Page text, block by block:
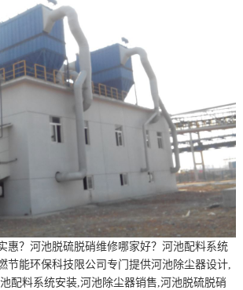
惠？河池脱硫脱硝维修哪家好？河池配料系统
节能环保科技限公司专门提供河池除尘器设计,
配料系统安装,河池除尘器销售,河池脱硫脱硝